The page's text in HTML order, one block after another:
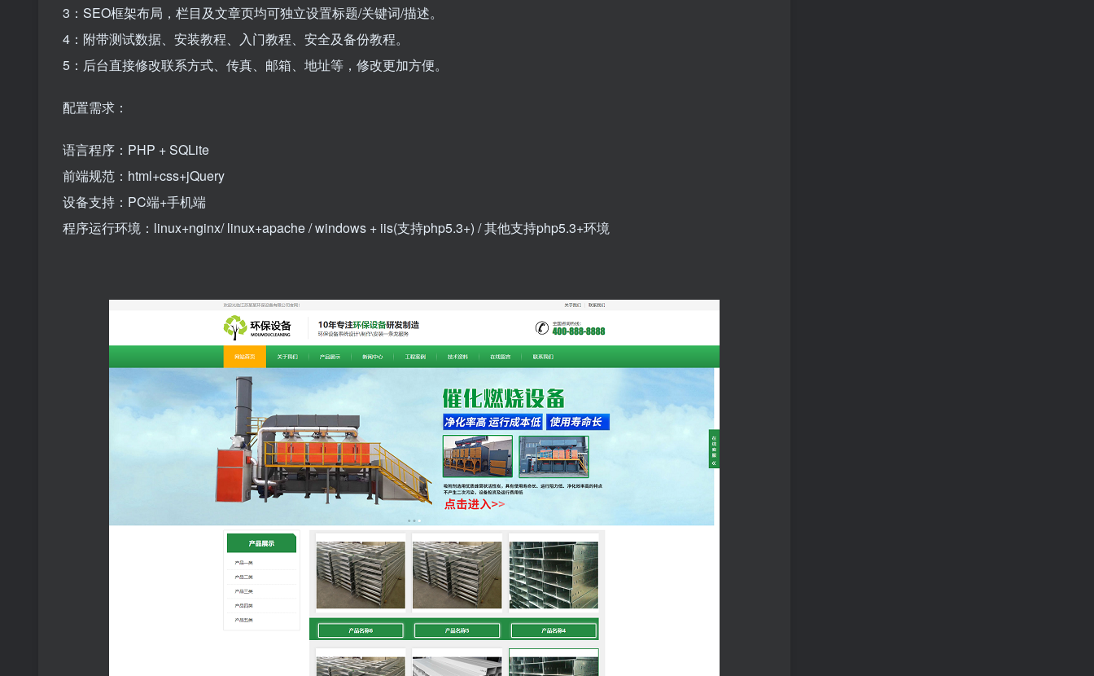
3：SEO框架布局，栏目及文章页均可独立设置标题/关键词/描述。
4：附带测试数据、安装教程、入门教程、安全及备份教程。
5：后台直接修改联系方式、传真、邮箱、地址等，修改更加方便。
配置需求：
语言程序：PHP + SQLite
前端规范：html+css+jQuery
设备支持：PC端+手机端
程序运行环境：linux+nginx/ linux+apache / windows + iis(支持php5.3+) / 其他支持php5.3+环境